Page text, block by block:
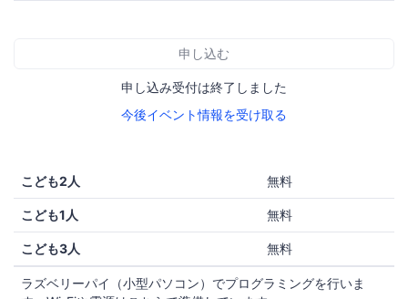
申し込む
申し込み受付は終了しました
今後イベント情報を受け取る
こども2人 無料
こども1人 無料
こども3人 無料
ラズベリーパイ（小型パソコン）でプログラミングを行いま